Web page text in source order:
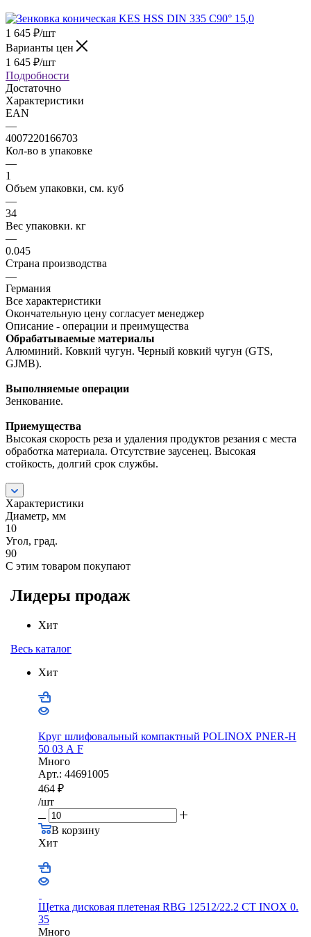
1 645 ₽/шт
Варианты цен
1 645 ₽/шт
Подробности
Достаточно
Характеристики
EAN
—
4007220166703
Кол-во в упаковке
—
1
Объем упаковки, см. куб
—
34
Вес упаковки. кг
—
0.045
Страна производства
—
Германия
Все характеристики
Окончательную цену согласует менеджер
Описание - операции и преимущества
Обрабатываемые материалы
Алюминий. Ковкий чугун. Черный ковкий чугун (GTS,
GJMB).
Выполняемые операции
Зенкование.
Приемущества
Высокая скорость реза и удаления продуктов резания с места
обработка материала. Отсутствие заусенец. Высокая
стойкость, долгий срок службы.
Характеристики
Диаметр, мм
10
Угол, град.
90
С этим товаром покупают
Лидеры продаж
Хит
Весь каталог
Хит
Круг шлифовальный компактный POLINOX PNER-Н
50 03 А F
Много
Арт.: 44691005
464 ₽
/шт
В корзину
Хит
Щетка дисковая плетеная RBG 12512/22.2 CТ INOX 0.
35
Много